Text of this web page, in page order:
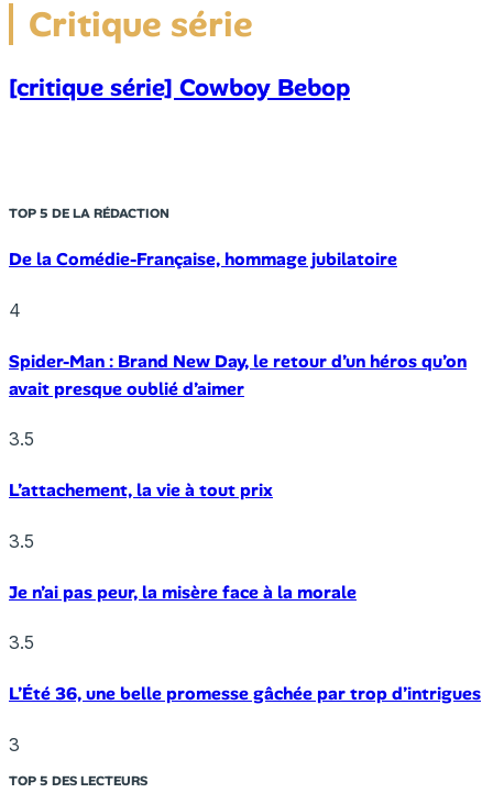
Critique série
[critique série] Cowboy Bebop
TOP 5 DE LA RÉDACTION
De la Comédie-Française, hommage jubilatoire
4
Spider-Man : Brand New Day, le retour d’un héros qu’on
avait presque oublié d’aimer
3.5
L’attachement, la vie à tout prix
3.5
Je n’ai pas peur, la misère face à la morale
3.5
L’Été 36, une belle promesse gâchée par trop d’intrigues
3
TOP 5 DES LECTEURS